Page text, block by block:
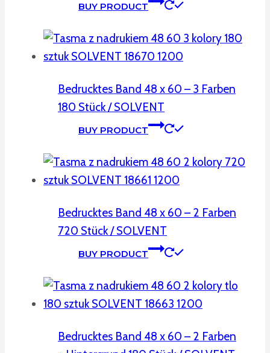
BUY PRODUCT
Bedrucktes Band 48 x 60 – 3 Farben
180 Stück / SOLVENT
BUY PRODUCT
Bedrucktes Band 48 x 60 – 2 Farben
720 Stück / SOLVENT
BUY PRODUCT
Bedrucktes Band 48 x 60 – 2 Farben